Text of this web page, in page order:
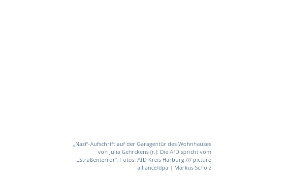
„Nazi“-Aufschrift auf der Garagentür des Wohnhauses
von Julia Gehrckens (r.): Die AfD spricht vom
„Straßenterror“. Fotos: AfD Kreis Harburg /// picture
alliance/dpa | Markus Scholz